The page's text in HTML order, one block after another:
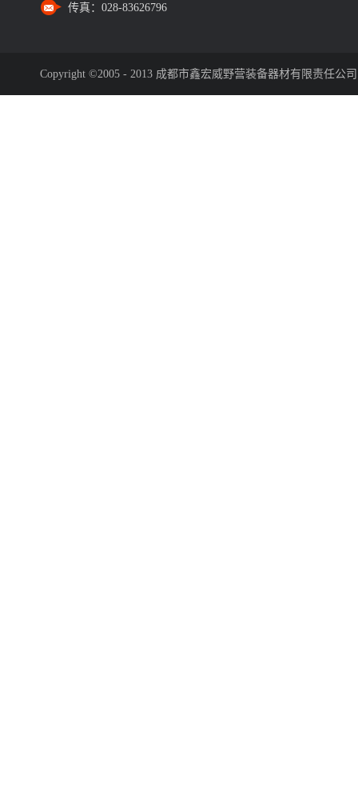
传真： 028-83626796
Copyright ©2005 - 2013 成都市鑫宏威野营装备器材有限责任公司